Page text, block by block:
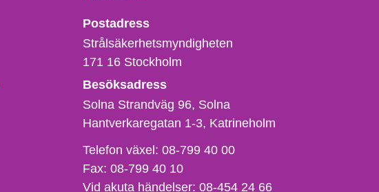
Strålsäkerhetsmyndigheten
Postadress
Strålsäkerhetsmyndigheten
171 16 Stockholm
Besöksadress
Solna Strandväg 96, Solna
Hantverkaregatan 1-3 Katrineholm
Telefon,
fax
och
Telefon växel:08-799 40 00
Fax:08-799 40 10
Vid akuta händelser:08-454 24 66